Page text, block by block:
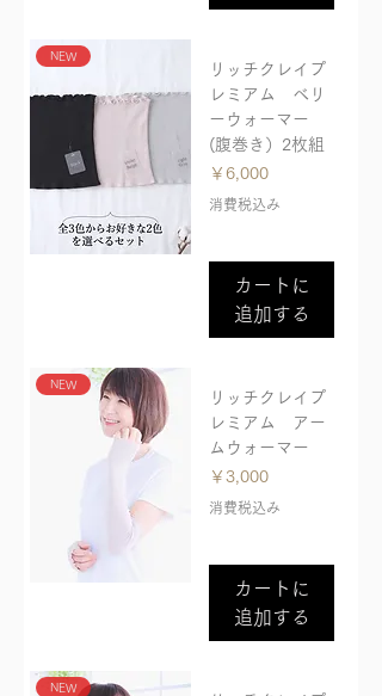
NEW
リッチクレイプ
レミアム ベリ
ーウォーマー
(腹巻き）2枚組
価格
￥6,000
消費税込み
カートに
追加する
NEW
リッチクレイプ
レミアム アー
ムウォーマー
価格
￥3,000
消費税込み
カートに
追加する
NEW